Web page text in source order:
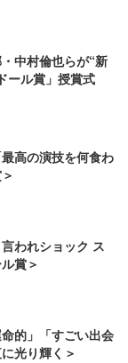
中村倫也らが“新
ール賞」授賞式
高の演技を何食わ
われショック ス
賞＞
的」「すごい出会
光り輝く＞